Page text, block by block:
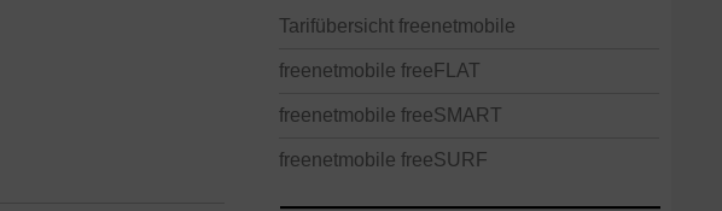
Tarifübersicht freenetmobile
freenetmobile freeFLAT
freenetmobile freeSMART
freenetmobile freeSURF